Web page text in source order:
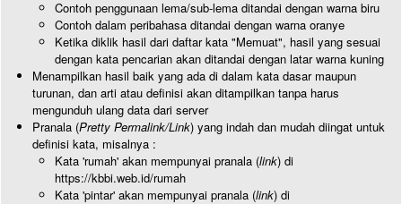
Contoh penggunaan lema/sub-lema ditandai dengan warna biru
Contoh dalam peribahasa ditandai dengan warna oranye
Ketika diklik hasil dari daftar kata "Memuat", hasil yang sesuai
dengan kata pencarian akan ditandai dengan latar warna kuning
Menampilkan hasil baik yang ada di dalam kata dasar maupun
turunan, dan arti atau definisi akan ditampilkan tanpa harus
mengunduh ulang data dari server
Pranala (Pretty Permalink/Link) yang indah dan mudah diingat untuk
definisi kata, misalnya :
Kata 'rumah' akan mempunyai pranala (link) di
https://kbbi.web.id/rumah
Kata 'pintar' akan mempunyai pranala (link) di